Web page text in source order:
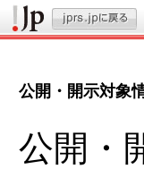
公開・開示対象
公開・